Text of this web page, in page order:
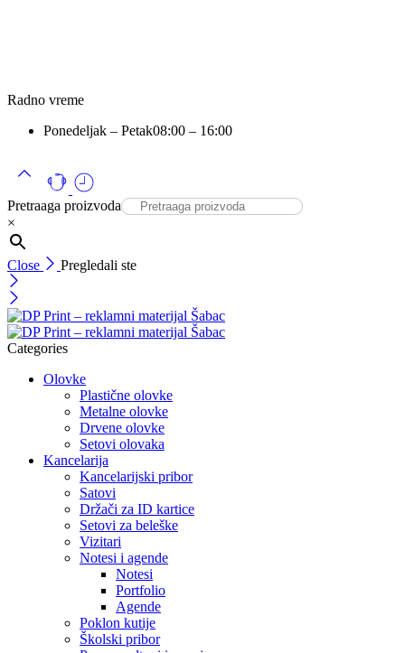
Radno vreme
Ponedeljak – Petak08:00 – 16:00
Pretraaga proizvoda
×
Close Pregledali ste
Categories
Olovke
Plastične olovke
Metalne olovke
Drvene olovke
Setovi olovaka
Kancelarija
Kancelarijski pribor
Satovi
Držači za ID kartice
Setovi za beleške
Vizitari
Notesi i agende
Notesi
Portfolio
Agende
Poklon kutije
Školski pribor